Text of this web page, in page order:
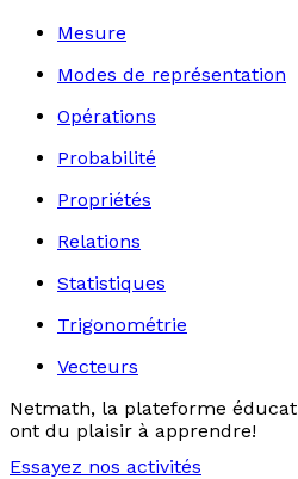
Mesure
Modes de représentation
Opérations
Probabilité
Propriétés
Relations
Statistiques
Trigonométrie
Vecteurs
Netmath, la plateforme
ont du plaisir à apprendre!
Essayez nos activités